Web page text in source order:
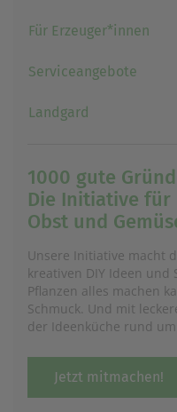
Für Erzeuger*innen
Serviceangebote
Landgard
1000 gute
Die Initiative für
Obst und
Unsere Initiative macht
kreativen DIY Ideen und
Pflanzen alles machen
Schmuck. Und mit
der Ideenküche rund
Jetzt mitmachen!